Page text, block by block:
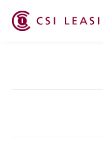
Singapore